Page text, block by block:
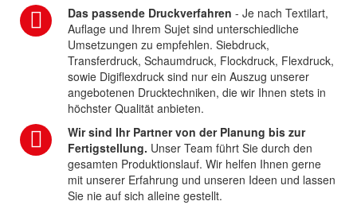
Das passende Druckverfahren - Je nach Textilart,
Auflage und Ihrem Sujet sind unterschiedliche
Umsetzungen zu empfehlen. Siebdruck,
Transferdruck, Schaumdruck, Flockdruck, Flexdruck,
sowie Digiflexdruck sind nur ein Auszug unserer
angebotenen Drucktechniken, die wir Ihnen stets in
höchster Qualität anbieten.
Wir sind Ihr Partner von der Planung bis zur
Fertigstellung. Unser Team führt Sie durch den
gesamten Produktionslauf. Wir helfen Ihnen gerne
mit unserer Erfahrung und unseren Ideen und lassen
Sie nie auf sich alleine gestellt.